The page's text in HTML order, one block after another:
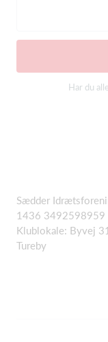
Har du
Sædder
1436
Klublokale: Byvej
Tureby